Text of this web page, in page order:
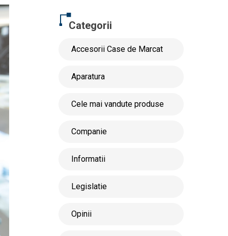
Categorii
Accesorii Case de Marcat
Aparatura
Cele mai vandute produse
Companie
Informatii
Legislatie
Opinii